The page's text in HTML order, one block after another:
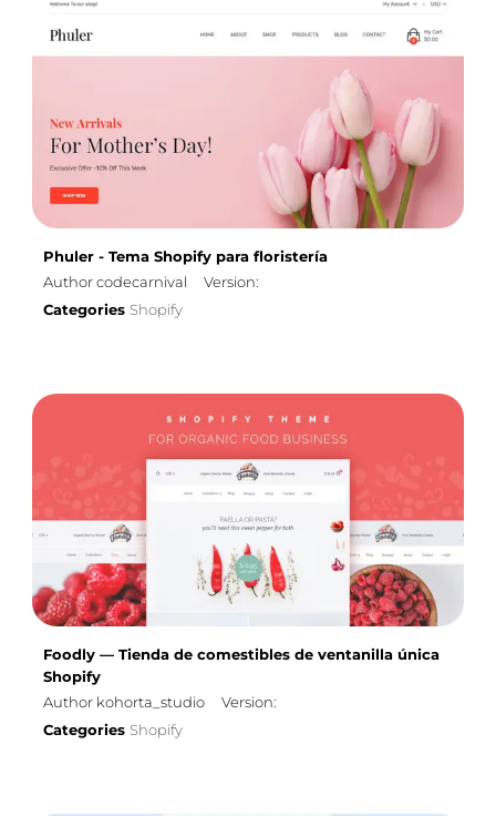
Phuler - Tema Shopify para floristería
Author codecarnival
Version:
Categories Shopify
Foodly — Tienda de comestibles de ventanilla única
Shopify
Author kohorta_studio
Version:
Categories Shopify